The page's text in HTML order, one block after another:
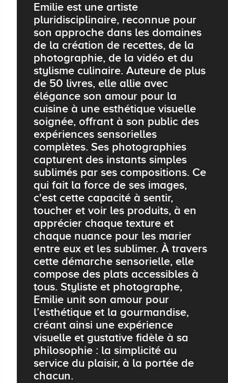
Emilie est une artiste
pluridisciplinaire, reconnue pour
son approche dans les domaines
de la création de recettes, de la
photographie, de la vidéo et du
stylisme culinaire. Auteure de plus
de 50 livres, elle allie avec
élégance son amour pour la
cuisine à une esthétique visuelle
soignée, offrant à son public des
expériences sensorielles
complètes. Ses photographies
capturent des instants simples
sublimés par ses compositions. Ce
qui fait la force de ses images,
c'est cette capacité à sentir,
toucher et voir les produits, à en
apprécier chaque texture et
chaque nuance pour les marier
entre eux et les sublimer. À travers
cette démarche sensorielle, elle
compose des plats accessibles à
tous. Styliste et photographe,
Emilie unit son amour pour
l’esthétique et la gourmandise,
créant ainsi une expérience
visuelle et gustative fidèle à sa
philosophie : la simplicité au
service du plaisir, à la portée de
chacun.